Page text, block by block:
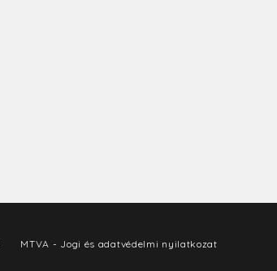
MTVA - Jogi és adatvédelmi nyilatkozat